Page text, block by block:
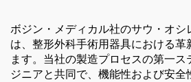
ボジン・メディカル社のサウ・オシ
は、整形外科手術用器具における革
ます。当社の製造プロセスの第一
ジニアと共同で、機能性および安